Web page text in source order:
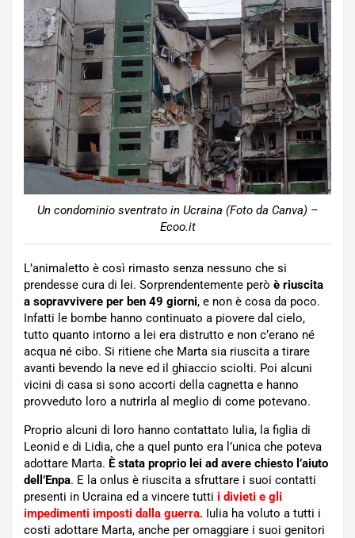
Un condominio sventrato in Ucraina (Foto da Canva) –
Ecoo.it
L’animaletto è così rimasto senza nessuno che si
prendesse cura di lei. Sorprendentemente però è riuscita
a sopravvivere per ben 49 giorni, e non è cosa da poco.
Infatti le bombe hanno continuato a piovere dal cielo,
tutto quanto intorno a lei era distrutto e non c’erano né
acqua né cibo. Si ritiene che Marta sia riuscita a tirare
avanti bevendo la neve ed il ghiaccio sciolti. Poi alcuni
vicini di casa si sono accorti della cagnetta e hanno
provveduto loro a nutrirla al meglio di come potevano.
Proprio alcuni di loro hanno contattato Iulia, la figlia di
Leonid e di Lidia, che a quel punto era l’unica che poteva
adottare Marta. È stata proprio lei ad avere chiesto l’aiuto
dell’Enpa. E la onlus è riuscita a sfruttare i suoi contatti
presenti in Ucraina ed a vincere tutti i divieti e gli
impedimenti imposti dalla guerra. Iulia ha voluto a tutti i
costi adottare Marta, anche per omaggiare i suoi genitori